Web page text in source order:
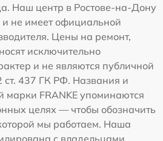
Наш центр в Ростове-на-Дону
и не имеет официальной
Цены на ремонт,
исключительно
и не являются публичной
ст. 437 ГК РФ. Названия и
марки FRANKE упоминаются
целях — чтобы обозначить
мы работаем. Наша
с владельцами